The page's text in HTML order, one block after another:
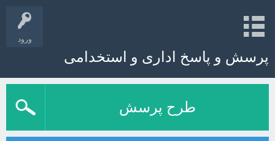
ورود
پرسش و پاسخ اداری و استخدامی
طرح پرسش